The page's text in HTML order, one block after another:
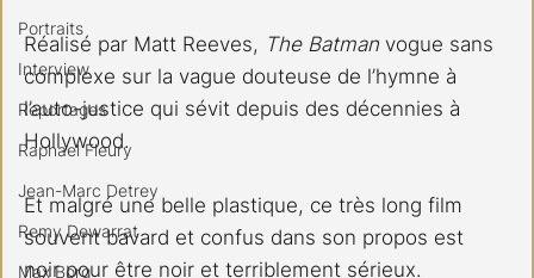
Portraits
Interview
Reportages
Raphael Fleury
Jean-Marc Detrey
Remy Dewarrat
Max Borg
Réalisé par Matt Reeves, The Batman vogue sans
complexe sur la vague douteuse de l’hymne à
l’auto-justice qui sévit depuis des décennies à
Hollywood.
Et malgré une belle plastique, ce très long film
souvent bavard et confus dans son propos est
noir pour être noir et terriblement sérieux.